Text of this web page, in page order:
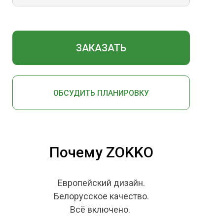
ЗАКАЗАТЬ
ОБСУДИТЬ ПЛАНИРОВКУ
Европейский дизайн.
Белорусское качество.
Всё включено.
Почему ZOKKO